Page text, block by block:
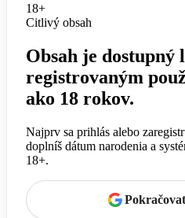
18+
Citlivý obsah
Obsah je dostupný
registrovaným
ako 18 rokov.
Najprv sa prihlás alebo
doplníš dátum narodenia a
18+.